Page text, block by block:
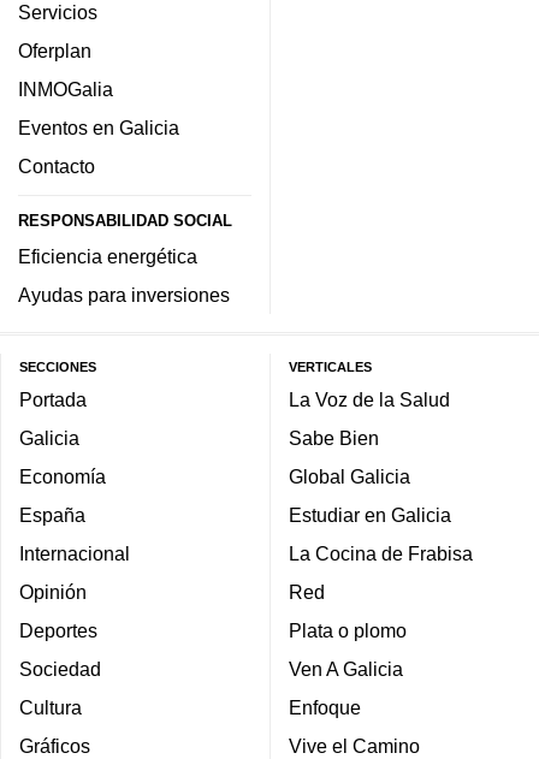
Servicios
Oferplan
INMOGalia
Eventos en Galicia
Contacto
RESPONSABILIDAD SOCIAL
Eficiencia energética
Ayudas para inversiones
SECCIONES
Portada
Galicia
Economía
España
Internacional
Opinión
Deportes
Sociedad
Cultura
Gráficos
VERTICALES
La Voz de la Salud
Sabe Bien
Global Galicia
Estudiar en Galicia
La Cocina de Frabisa
Red
Plata o plomo
Ven A Galicia
Enfoque
Vive el Camino